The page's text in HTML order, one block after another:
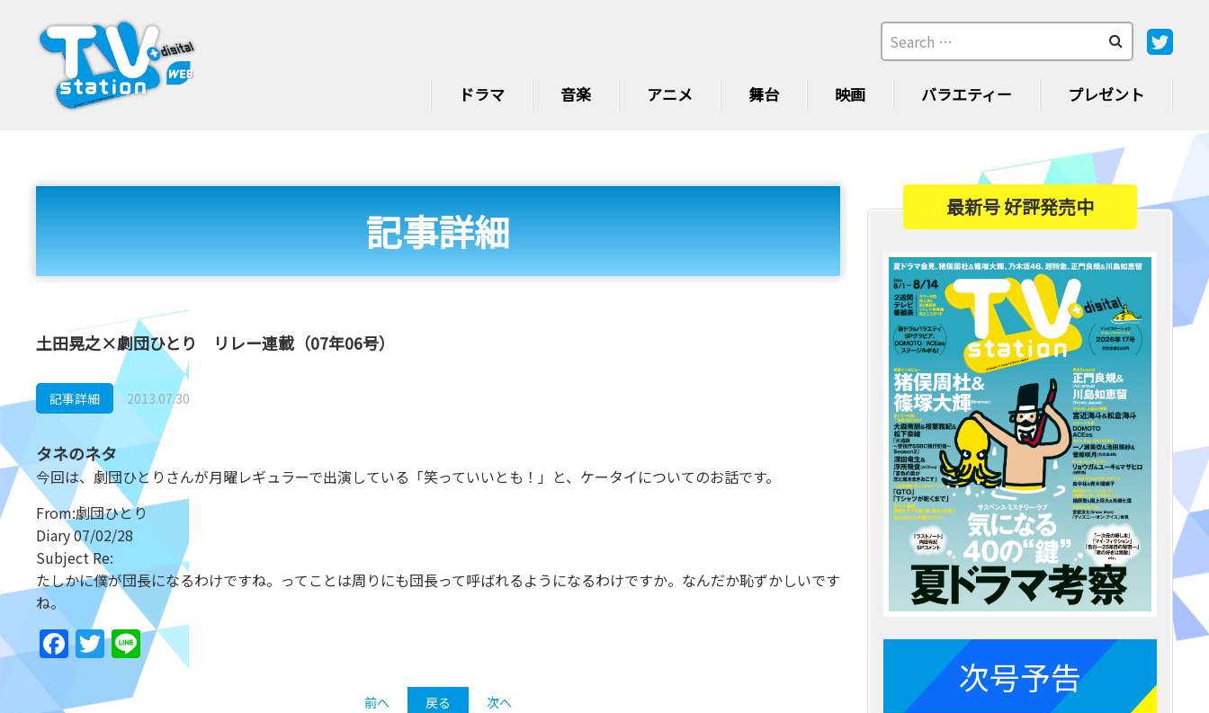
ドラマ 音楽 アニメ 舞台 映画 バラエティー プレゼント
記事詳細
土田晃之×劇団ひとり リレー連載（07年06号）
記事詳細 2013.07.30
タネのネタ
今回は、劇団ひとりさんが月曜レギュラーで出演している「笑っていいとも！」と、ケータイについてのお話です。
From:劇団ひとり
Diary 07/02/28
Subject Re:
たしかに僕が団長になるわけですね。ってことは周りにも団長って呼ばれるようになるわけですか。なんだか恥ずかしいです
ね。
Facebook
Twitter
Line
前へ 戻る 次へ
最新号 好評発売中
次号予告